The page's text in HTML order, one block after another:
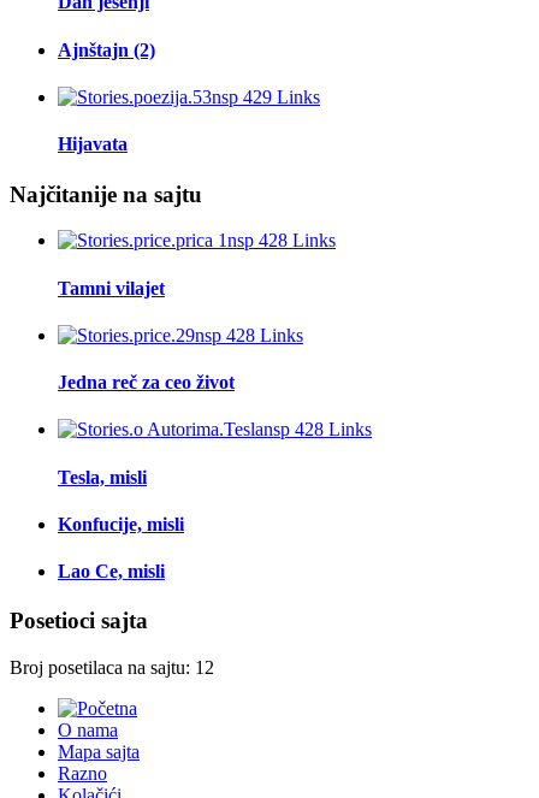
Ajnštajn (2)
Hijavata
Najčitanije na sajtu
Tamni vilajet
Jedna reč za ceo život
Tesla, misli
Konfucije, misli
Lao Ce, misli
Posetioci sajta
Broj posetilaca na sajtu: 12
O nama
Mapa sajta
Razno